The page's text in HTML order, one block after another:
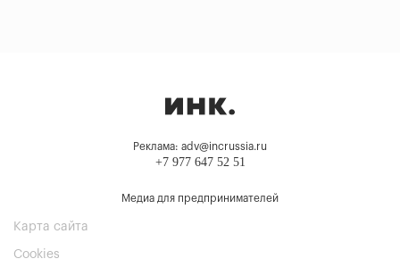
Реклама: adv@incrussia.ru
+7 977 647 52 51
Медиа для предпринимателей
Карта сайта
Cookies